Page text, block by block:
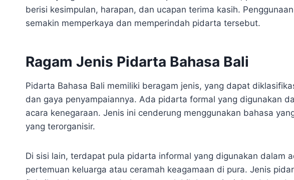
berisi kesimpulan, harapan, dan ucapan terima kasih.
semakin memperkaya dan memperindah pidarta tersebut.
Ragam Jenis Pidarta Bahasa Bali
Pidarta Bahasa Bali memiliki beragam jenis, yang dapat
dan gaya penyampaiannya. Ada pidarta formal yang digunakan
acara kenegaraan. Jenis ini cenderung menggunakan bahasa
yang terorganisir.
Di sisi lain, terdapat pula pidarta informal yang digunakan dalam
pertemuan keluarga atau ceramah keagamaan di pura. Jenis